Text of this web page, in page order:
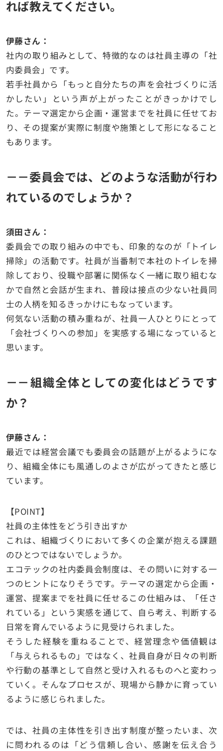
れば教えてください。
伊藤さん：
社内の取り組みとして、特徴的なのは社員主導の「社
内委員会」です。
若手社員から「もっと自分たちの声を会社づくりに活
かしたい」という声が上がったことがきっかけでし
た。テーマ選定から企画・運営までを社員に任せてお
り、その提案が実際に制度や施策として形になること
もあります。
－－委員会では、どのような活動が行わ
れているのでしょうか？
須田さん：
委員会での取り組みの中でも、印象的なのが「トイレ
掃除」の活動です。社員が当番制で本社のトイレを掃
除しており、役職や部署に関係なく一緒に取り組むな
かで自然と会話が生まれ、普段は接点の少ない社員同
士の人柄を知るきっかけにもなっています。
何気ない活動の積み重ねが、社員一人ひとりにとって
「会社づくりへの参加」を実感する場になっていると
思います。
－－組織全体としての変化はどうです
か？
伊藤さん：
最近では経営会議でも委員会の話題が上がるようにな
り、組織全体にも風通しのよさが広がってきたと感じ
ています。
【POINT】
社員の主体性をどう引き出すか
これは、組織づくりにおいて多くの企業が抱える課題
のひとつではないでしょうか。
エコテックの社内委員会制度は、その問いに対する一
つのヒントになりそうです。テーマの選定から企画・
運営、提案までを社員に任せるこの仕組みは、「任さ
れている」という実感を通じて、自ら考え、判断する
日常を育んでいるように見受けられました。
そうした経験を重ねることで、経営理念や価値観は
「与えられるもの」ではなく、社員自身が日々の判断
や行動の基準として自然と受け入れるものへと変わっ
ていく。そんなプロセスが、現場から静かに育ってい
るように感じられました。
では、社員の主体性を引き出す制度が整ったいま、次
に問われるのは「どう信頼し合い、感謝を伝え合う